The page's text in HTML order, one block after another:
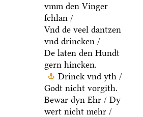
vmm den Vinger
ſchlan /
Vnd de veel dantzen
vnd drincken /
De laten den Hundt
gern hincken.
Drinck vnd yth /
Godt nicht vorgith.
Bewar dyn Ehr / Dy
wert nicht mehr /